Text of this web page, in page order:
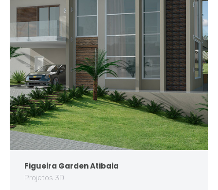
Figueira Garden Atibaia
Projetos 3D